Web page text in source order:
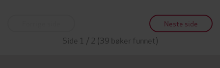
Neste side
Side 1 / 2 (39 bøker funnet)